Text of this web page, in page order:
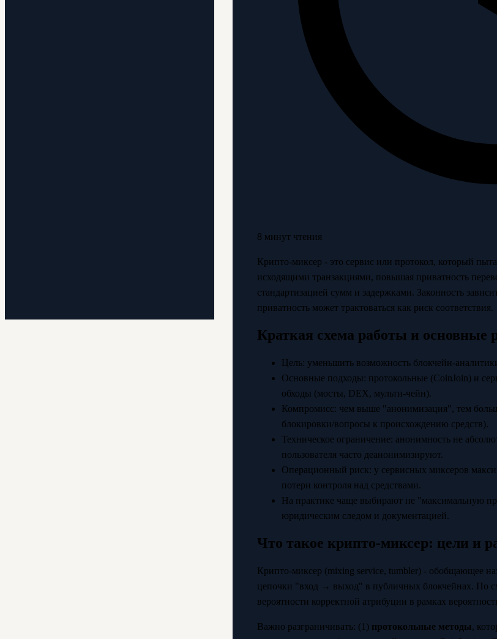
8 минут чтения
Крипто-миксер - это сервис или протокол, который
исходящими транзакциями, повышая приватность
стандартизацией сумм и задержками. Законность
приватность может трактоваться как риск соответствия.
Краткая схема работы и основные
Цель: уменьшить возможность блокчейн-
Основные подходы: протокольные (CoinJoin) и
обходы (мосты, DEX, мульти-чейн).
Компромисс: чем выше "анонимизация", тем
блокировки/вопросы к происхождению средств).
Техническое ограничение: анонимность не
пользователя часто деанонимизируют.
Операционный риск: у сервисных миксеров
потери контроля над средствами.
На практике чаще выбирают не "максимальную
юридическим следом и документацией.
Что такое крипто-миксер: цели и
Крипто-миксер (mixing service, tumbler) - обобщающее
цепочки "вход → выход" в публичных блокчейнах. По
вероятности корректной атрибуции в рамках
Важно разграничивать: (1) протокольные методы,